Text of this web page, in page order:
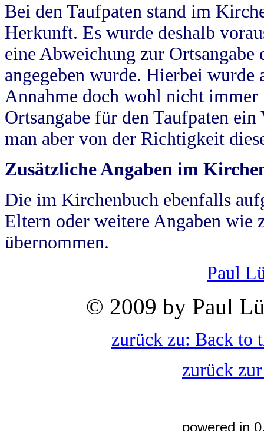
Bei den Taufpaten stand im
Herkunft. Es wurde deshalb
eine Abweichung zur
angegeben wurde. Hierbei wurde
Annahme doch wohl nicht
Ortsangabe für den Taufpaten
man aber von der Richtigkeit
Zusätzliche Angaben im
Die im Kirchenbuch ebenfalls
Eltern oder weitere Angaben wie
übernommen.
Paul
© 2009 by Paul
zurück zu: Back to
zurück
powered in